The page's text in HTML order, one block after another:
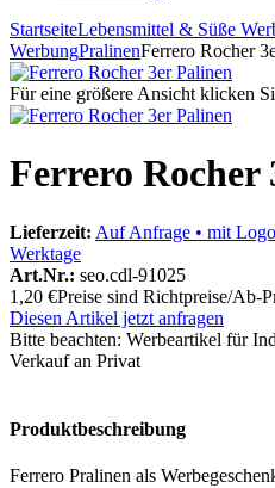
StartseiteLebensmittel & Süße
WerbungPralinenFerrero Rocher
Für eine größere Ansicht klicken
Ferrero Rocher
Lieferzeit: Auf Anfrage • mit
Werktage
Art.Nr.: seo.cdl-91025
1,20 €Preise sind Richtpreise/Ab-
Diesen Artikel jetzt anfragen
Bitte beachten: Werbeartikel für
Verkauf an Privat
Produktbeschreibung
Ferrero Pralinen als